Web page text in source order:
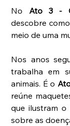
No Ato 3 -
descobre
meio de uma
Nos anos
trabalha em
animais. É o
reúne
que ilustram o
sobre as